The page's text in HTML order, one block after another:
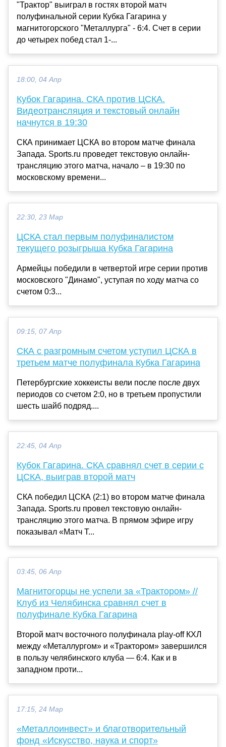
"Трактор" выиграл в гостях второй матч
полуфинальной серии Кубка Гагарина у
магнитогорского "Металлурга" - 6:4. Счет в серии
до четырех побед стал 1-...
18:00, 04 Апр
Кубок Гагарина. СКА против ЦСКА.
Видеотрансляция и текстовый онлайн
начнутся в 19:30
СКА принимает ЦСКА во втором матче финала
Запада. Sports.ru проведет текстовую онлайн-
трансляцию этого матча, начало – в 19:30 по
московскому времени...
22:30, 23 Мар
ЦСКА стал первым полуфиналистом
текущего розыгрыша Кубка Гагарина
Армейцы победили в четвертой игре серии против
московского "Динамо", уступая по ходу матча со
счетом 0:3...
09:15, 07 Апр
СКА с разгромным счетом уступил ЦСКА в
третьем матче полуфинала Кубка Гагарина
Петербургские хоккеисты вели после после двух
периодов со счетом 2:0, но в третьем пропустили
шесть шайб подряд....
22:45, 04 Апр
Кубок Гагарина. СКА сравнял счет в серии с
ЦСКА, выиграв второй матч
СКА победил ЦСКА (2:1) во втором матче финала
Запада. Sports.ru провел текстовую онлайн-
трансляцию этого матча. В прямом эфире игру
показывал «Матч Т...
03:45, 06 Апр
Магнитогорцы не успели за «Трактором» //
Клуб из Челябинска сравнял счет в
полуфинале Кубка Гагарина
Второй матч восточного полуфинала play-off КХЛ
между «Металлургом» и «Трактором» завершился
в пользу челябинского клуба — 6:4. Как и в
западном проти...
17:15, 24 Мар
«Металлоинвест» и благотворительный
фонд «Искусство, наука и спорт»